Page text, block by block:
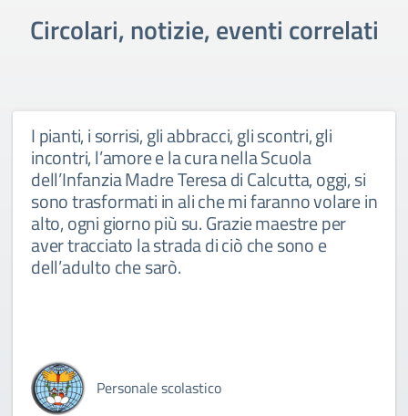
Circolari, notizie, eventi correlati
I pianti, i sorrisi, gli abbracci, gli scontri, gli
incontri, l’amore e la cura nella Scuola
dell’Infanzia Madre Teresa di Calcutta, oggi, si
sono trasformati in ali che mi faranno volare in
alto, ogni giorno più su. Grazie maestre per
aver tracciato la strada di ciò che sono e
dell’adulto che sarò.
Personale scolastico